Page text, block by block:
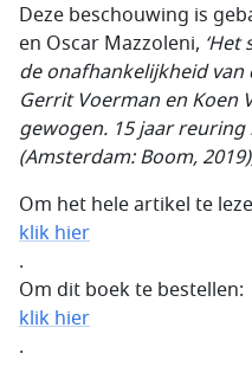
Deze beschouwing is
en Oscar Mazzoleni,
de onafhankelijkheid van
Gerrit Voerman en Koen
gewogen. 15 jaar
(Amsterdam: Boom,
Om het hele artikel te
klik hier
.
Om dit boek te bestellen:
klik hier
.